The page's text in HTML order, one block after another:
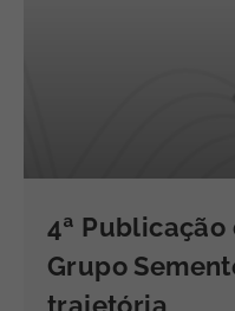
4ª
Grupo